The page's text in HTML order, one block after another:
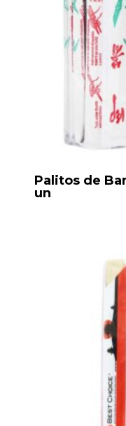
Palitos de
un